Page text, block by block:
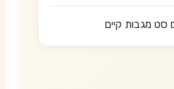
סט מגבות קיים